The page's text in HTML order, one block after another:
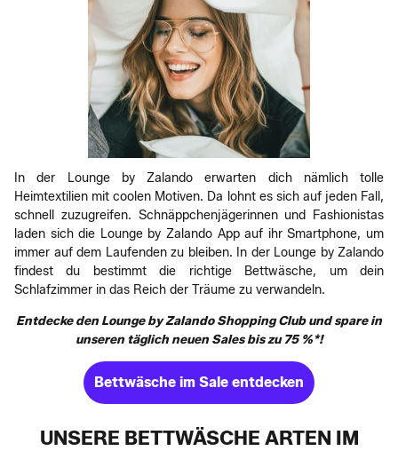
In der Lounge by Zalando erwarten dich nämlich tolle
Heimtextilien mit coolen Motiven. Da lohnt es sich auf jeden Fall,
schnell zuzugreifen. Schnäppchenjägerinnen und Fashionistas
laden sich die Lounge by Zalando App auf ihr Smartphone, um
immer auf dem Laufenden zu bleiben. In der Lounge by Zalando
findest du bestimmt die richtige Bettwäsche, um dein
Schlafzimmer in das Reich der Träume zu verwandeln.
Entdecke den Lounge by Zalando Shopping Club und spare in
unseren täglich neuen Sales bis zu 75 %*!
Bettwäsche im Sale entdecken
UNSERE BETTWÄSCHE ARTEN IM